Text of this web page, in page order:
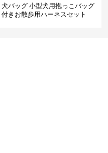
犬バッグ 小型犬用抱っこバッグ
付きお散歩用ハーネスセット